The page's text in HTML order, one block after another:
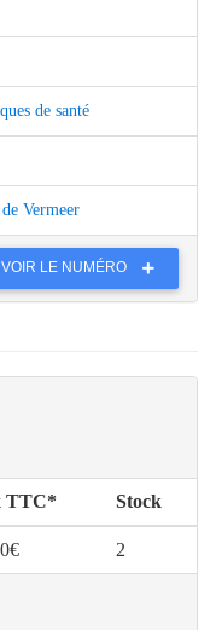
de santé
Vermeer
VOIR LE NUMÉRO
TTC* Stock
2